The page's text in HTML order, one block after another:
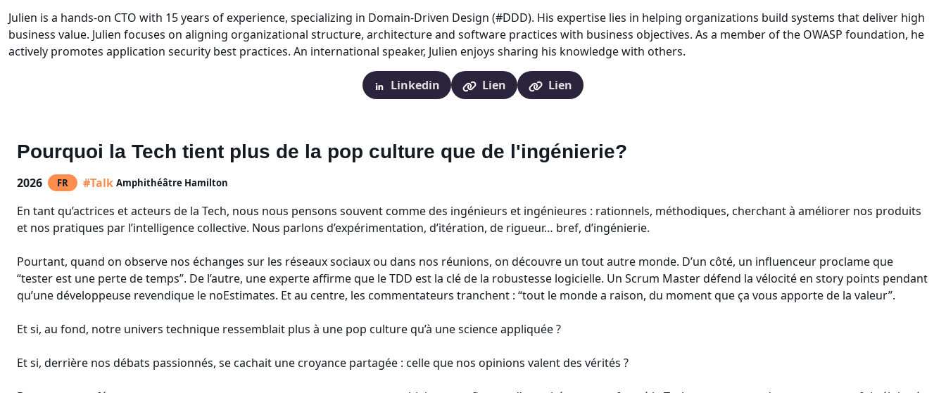
Julien is a hands-on CTO with 15 years of experience, specializing in Domain-Driven Design (#DDD). His expertise lies in helping organizations build systems that deliver high
business value. Julien focuses on aligning organizational structure, architecture and software practices with business objectives. As a member of the OWASP foundation, he
actively promotes application security best practices. An international speaker, Julien enjoys sharing his knowledge with others.
Linkedin Lien Lien
Pourquoi la Tech tient plus de la pop culture que de l'ingénierie?
2026 FR #Talk Amphithéâtre Hamilton
En tant qu’actrices et acteurs de la Tech, nous nous pensons souvent comme des ingénieurs et ingénieures : rationnels, méthodiques, cherchant à améliorer nos produits
et nos pratiques par l’intelligence collective. Nous parlons d’expérimentation, d’itération, de rigueur… bref, d’ingénierie.
Pourtant, quand on observe nos échanges sur les réseaux sociaux ou dans nos réunions, on découvre un tout autre monde. D’un côté, un influenceur proclame que
“tester est une perte de temps”. De l’autre, une experte affirme que le TDD est la clé de la robustesse logicielle. Un Scrum Master défend la vélocité en story points pendant
qu’une développeuse revendique le noEstimates. Et au centre, les commentateurs tranchent : “tout le monde a raison, du moment que ça vous apporte de la valeur”.
Et si, au fond, notre univers technique ressemblait plus à une pop culture qu’à une science appliquée ?
Et si, derrière nos débats passionnés, se cachait une croyance partagée : celle que nos opinions valent des vérités ?